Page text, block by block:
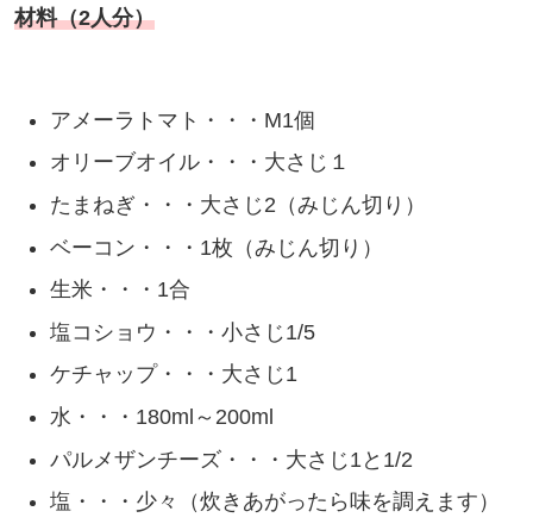
材料（2人分）
アメーラトマト・・・M1個
オリーブオイル・・・大さじ１
たまねぎ・・・大さじ2（みじん切り）
ベーコン・・・1枚（みじん切り）
生米・・・1合
塩コショウ・・・小さじ1/5
ケチャップ・・・大さじ1
水・・・180ml～200ml
パルメザンチーズ・・・大さじ1と1/2
塩・・・少々（炊きあがったら味を調えます）